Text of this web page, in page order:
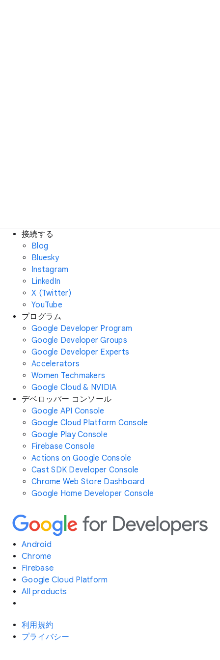
接続する
Blog
Bluesky
Instagram
LinkedIn
X (Twitter)
YouTube
プログラム
Google Developer Program
Google Developer Groups
Google Developer Experts
Accelerators
Women Techmakers
Google Cloud & NVIDIA
デベロッパー コンソール
Google API Console
Google Cloud Platform Console
Google Play Console
Firebase Console
Actions on Google Console
Cast SDK Developer Console
Chrome Web Store Dashboard
Google Home Developer Console
Android
Chrome
Firebase
Google Cloud Platform
All products
利用規約
プライバシー